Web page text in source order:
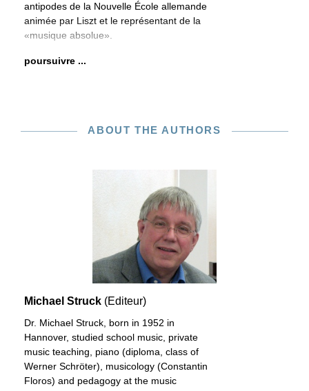
antipodes de la Nouvelle École allemande
animée par Liszt et le représentant de la
«musique absolue».
poursuivre ...
ABOUT THE AUTHORS
Michael Struck (Editeur)
Dr. Michael Struck, born in 1952 in
Hannover, studied school music, private
music teaching, piano (diploma, class of
Werner Schröter), musicology (Constantin
Floros) and pedagogy at the music